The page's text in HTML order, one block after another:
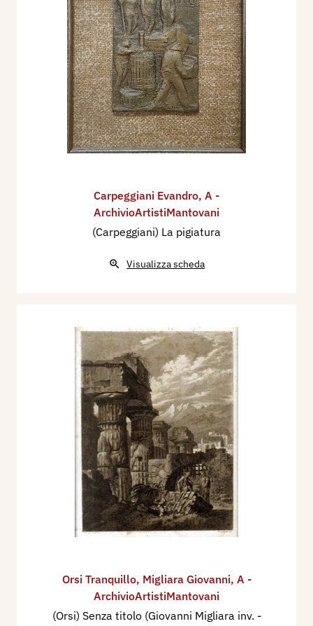
Carpeggiani Evandro, A -
ArchivioArtistiMantovani
(Carpeggiani) La pigiatura
Visualizza scheda
Orsi Tranquillo, Migliara Giovanni, A -
ArchivioArtistiMantovani
(Orsi) Senza titolo (Giovanni Migliara inv. -